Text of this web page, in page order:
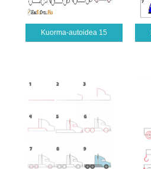
Kuorma-autoidea 15